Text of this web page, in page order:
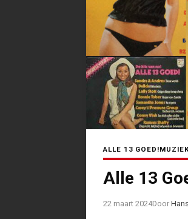
ALLE 13 GOED!
Alle 13
22 maart 2024Door Hans